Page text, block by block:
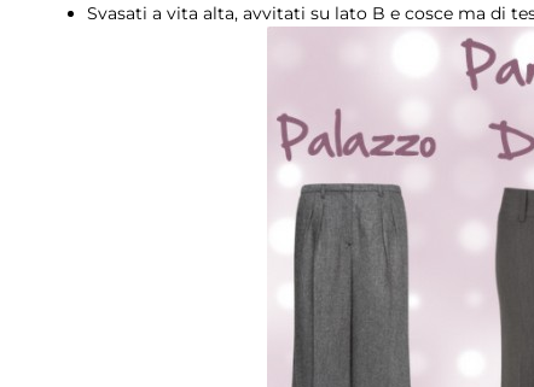
Svasati a vita alta, avvitati su lato B e cosce ma di